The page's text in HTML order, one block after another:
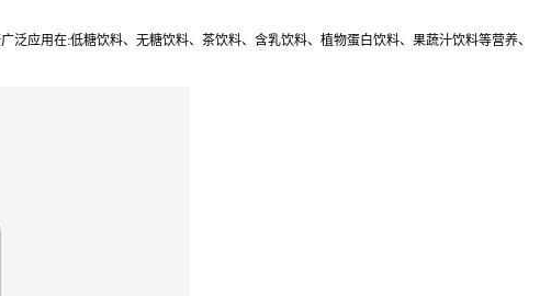
应用在:低糖饮料、无糖饮料、茶饮料、含乳饮料、植物蛋白饮料、果蔬汁饮料等营养、